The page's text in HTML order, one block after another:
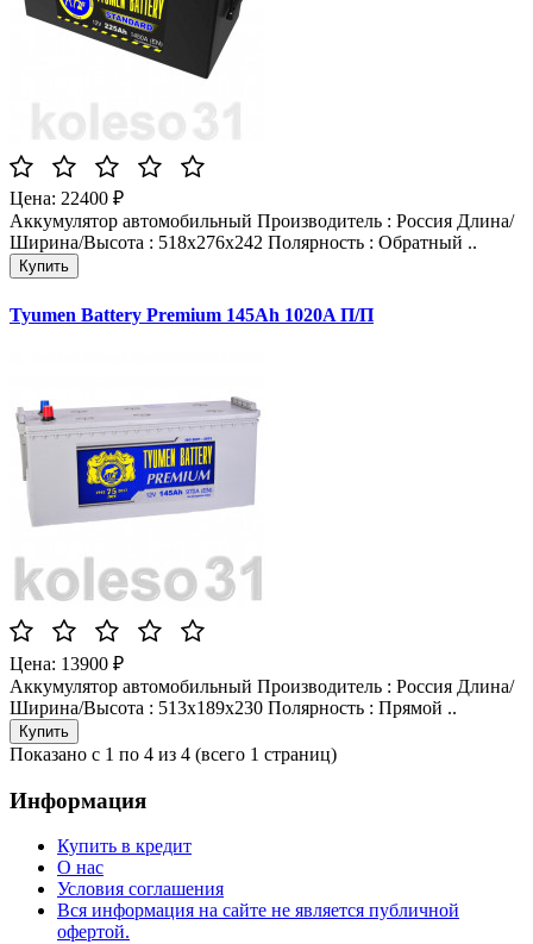
Цена: 22400 ₽
Аккумулятор автомобильный Производитель : Россия Длина/
Ширина/Высота : 518x276x242 Полярность : Обратный ..
Tyumen Battery Premium 145Ah 1020A П/П
Цена: 13900 ₽
Аккумулятор автомобильный Производитель : Россия Длина/
Ширина/Высота : 513x189x230 Полярность : Прямой ..
Показано с 1 по 4 из 4 (всего 1 страниц)
Информация
Купить в кредит
О нас
Условия соглашения
Вся информация на сайте не является публичной
офертой.